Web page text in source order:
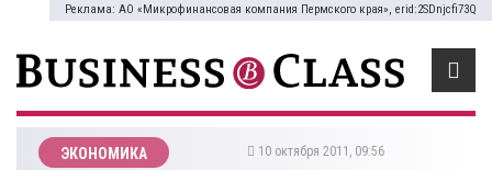
Реклама: АО «Микрофинансовая компания Пермского края», erid:2SDnjcfi73Q
ЭКОНОМИКА 10 октября 2011, 09:56